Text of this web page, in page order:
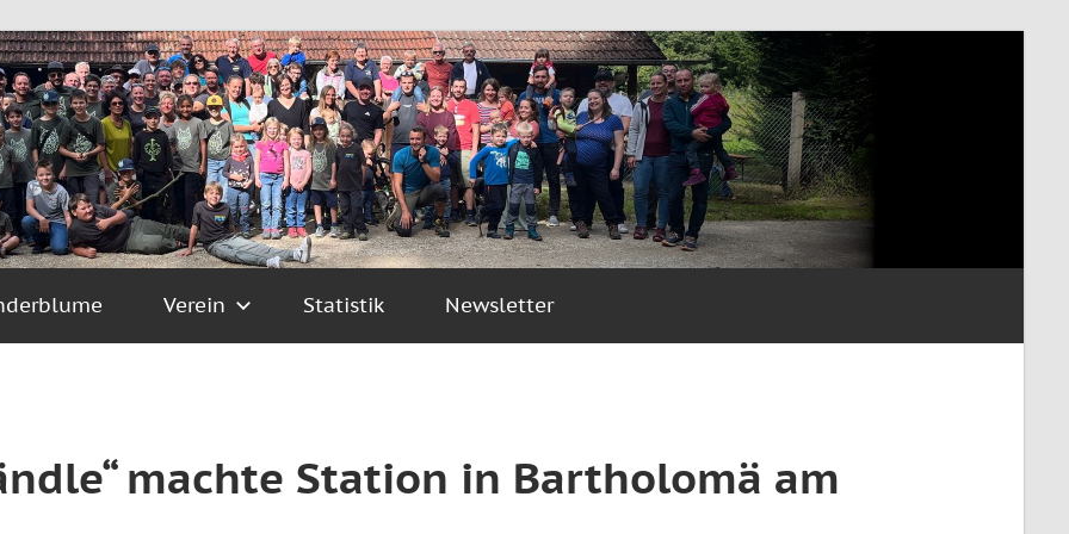
Verein Statistik Newsletter
machte Station in Bartholomä am